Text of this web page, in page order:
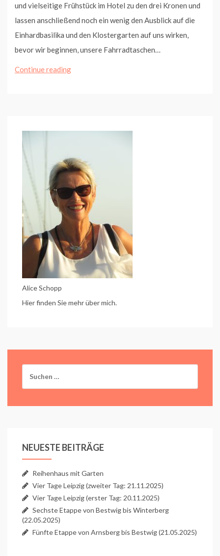
und vielseitige Frühstück im Hotel zu den drei Kronen und
lassen anschließend noch ein wenig den Ausblick auf die
Einhardbasilika und den Klostergarten auf uns wirken,
bevor wir beginnen, unsere Fahrradtaschen…
Continue readingVon
des
Mainradweges)
Alice Schopp
Hier finden Sie mehr über mich.
nach:
NEUESTE BEITRÄGE
Reihenhaus mit Garten
Vier Tage Leipzig (zweiter Tag: 21.11.2025)
Vier Tage Leipzig (erster Tag: 20.11.2025)
Sechste Etappe von Bestwig bis Winterberg
(22.05.2025)
Fünfte Etappe von Arnsberg bis Bestwig (21.05.2025)